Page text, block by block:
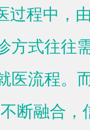
过程中，
方式往往
医流程。
断融合